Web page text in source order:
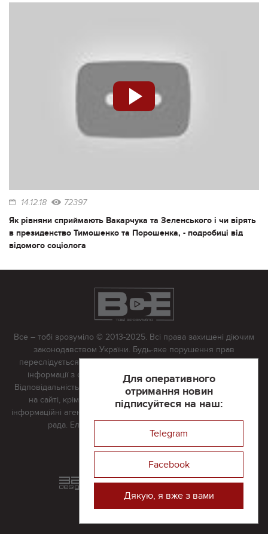
14.12.18 72397
Як рівняни сприймають Вакарчука та Зеленського і чи вірять
в президенство Тимошенко та Порошенка, - подробиці від
відомого соціолога
Для оперативного
отримання новин
підписуйтеся на наш:
Telegram
Facebook
Дякую, я вже з вами
Все – тобі зрозуміло © 2013-2025. Всі права захищені діючим
законодавством України. Будь-яке порушення прав
переслідується в судовому порядку. Будь-яке відтворення
інформації з сайту тільки з письмово дозволу редакції.
Відповідальність за достовірність усіх матеріалів, розміщених
на сайті, крім матеріалів, які містять посилання на інші
інформаційні агентства або інтернет-видання, несе редакційна
рада. Електронна пошта:
Реклама на сайті
Розроблений та підтримується